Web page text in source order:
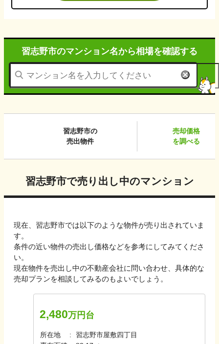
習志野市のマンション名から相場を確認する
習志野市の
売出物件
売却価格
を調べる
習志野市で売り出し中のマンション
現在、 習志野市では以下のような物件が売り出されていま
す。
条件の近い物件の売出し価格などを参考にしてみてくださ
い。
現在物件を売出し中の不動産会社に問い合わせ、具体的な
売却プランを相談してみるのもよいでしょう。
2,480万円台
所在地
習志野市屋敷四丁目